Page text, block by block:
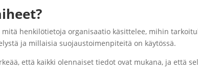
henkilötietoja organisaatio käsittelee, mihin
ja millaisia suojaustoimenpiteitä on käytössä.
että kaikki olennaiset tiedot ovat mukana, ja että